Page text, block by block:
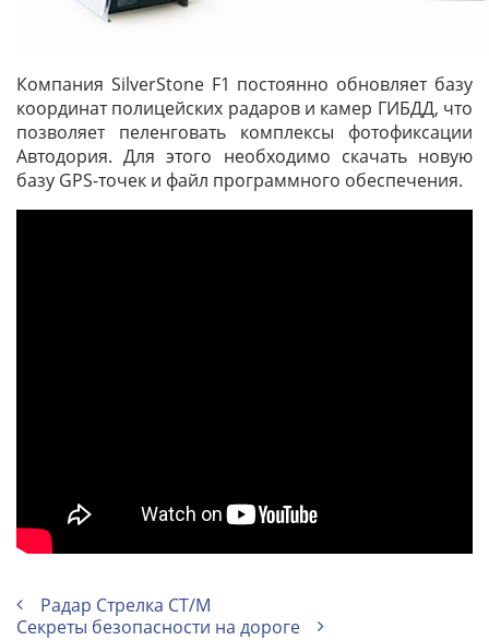
Компания SilverStone F1 постоянно обновляет базу
координат полицейских радаров и камер ГИБДД, что
позволяет пеленговать комплексы фотофиксации
Автодория. Для этого необходимо скачать новую
базу GPS-точек и файл программного обеспечения.
Радар Стрелка СТ/М
Секреты безопасности на дороге